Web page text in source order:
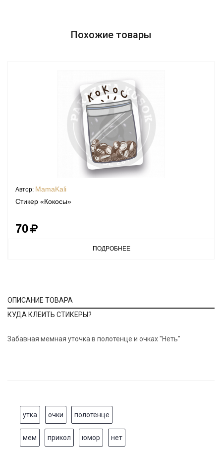
Похожие товары
Автор: MamaKali
Стикер «Кокосы»
70
ПОДРОБНЕЕ
ОПИСАНИЕ ТОВАРА
КУДА КЛЕИТЬ СТИКЕРЫ?
Забавная мемная уточка в полотенце и очках "Неть"
утка очки полотенце
мем прикол юмор нет